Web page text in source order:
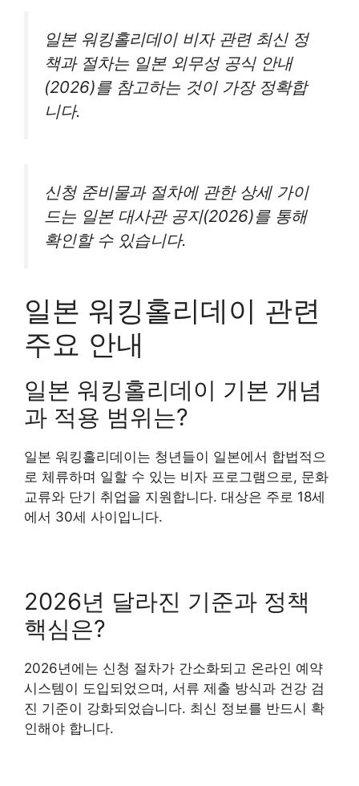
일본 워킹홀리데이 비자 관련 최신 정
책과 절차는 일본 외무성 공식 안내
(2026)를 참고하는 것이 가장 정확합
니다.
신청 준비물과 절차에 관한 상세 가이
드는 일본 대사관 공지(2026)를 통해
확인할 수 있습니다.
일본 워킹홀리데이 관련
주요 안내
일본 워킹홀리데이 기본 개념
과 적용 범위는?
일본 워킹홀리데이는 청년들이 일본에서 합법적으
로 체류하며 일할 수 있는 비자 프로그램으로, 문화
교류와 단기 취업을 지원합니다. 대상은 주로 18세
에서 30세 사이입니다.
2026년 달라진 기준과 정책
핵심은?
2026년에는 신청 절차가 간소화되고 온라인 예약
시스템이 도입되었으며, 서류 제출 방식과 건강 검
진 기준이 강화되었습니다. 최신 정보를 반드시 확
인해야 합니다.